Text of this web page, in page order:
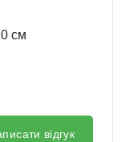
см
відгук